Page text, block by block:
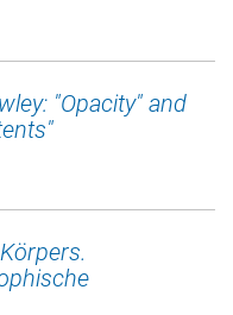
"Opacity" and